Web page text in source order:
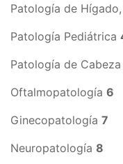
Patología de
Patología Pediátrica
Patología de
Oftalmopatología 6
Ginecopatología 7
Neuropatología 8